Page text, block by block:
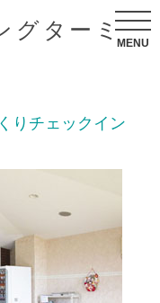
グターミ
MENU
りチェックイン